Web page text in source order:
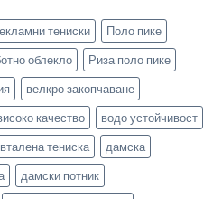
тениски
Поло пике
облекло
Риза поло пике
велкро закопчаване
качество
водо устойчивост
вталена тениска
дамска
дамски потник